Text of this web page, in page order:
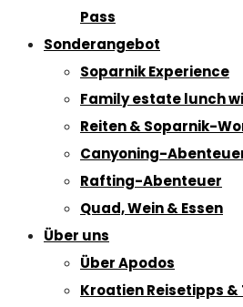
Pass
Sonderangebot
Soparnik Experience
Family estate lunch
Reiten & Soparnik-
Canyoning-
Rafting-Abenteuer
Quad, Wein & Essen
Über uns
Über Apodos
Kroatien Reisetipps &